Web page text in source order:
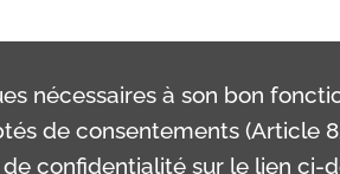
nécessaires à son bon
de consentements (Article
confidentialité sur le lien ci-